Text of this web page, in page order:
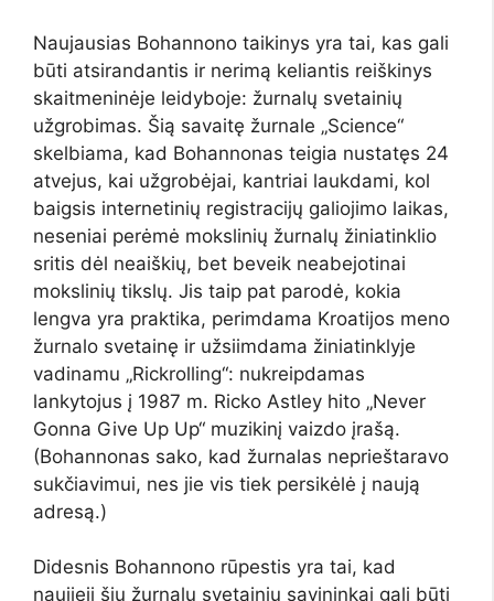
Naujausias Bohannono taikinys yra tai, kas gali
būti atsirandantis ir nerimą keliantis reiškinys
skaitmeninėje leidyboje: žurnalų svetainių
užgrobimas. Šią savaitę žurnale „Science“
skelbiama, kad Bohannonas teigia nustatęs 24
atvejus, kai užgrobėjai, kantriai laukdami, kol
baigsis internetinių registracijų galiojimo laikas,
neseniai perėmė mokslinių žurnalų žiniatinklio
sritis dėl neaiškių, bet beveik neabejotinai
mokslinių tikslų. Jis taip pat parodė, kokia
lengva yra praktika, perimdama Kroatijos meno
žurnalo svetainę ir užsiimdama žiniatinklyje
vadinamu „Rickrolling“: nukreipdamas
lankytojus į 1987 m. Ricko Astley hito „Never
Gonna Give Up Up“ muzikinį vaizdo įrašą.
(Bohannonas sako, kad žurnalas neprieštaravo
sukčiavimui, nes jie vis tiek persikėlė į naują
adresą.)
Didesnis Bohannono rūpestis yra tai, kad
naujieji šių žurnalų svetainių savininkai gali būti